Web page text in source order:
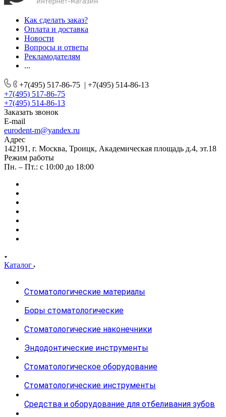
Как сделать заказ?
Оплата и доставка
Новости
Вопросы и ответы
Рекламодателям
...
+7(495) 517-86-75 | +7(495) 514-86-13
+7(495) 517-86-75
+7(495) 514-86-13
Заказать звонок
E-mail
eurodent-m@yandex.ru
Адрес
142191, г. Москва, Троицк, Академическая площадь д.4, эт.18
Режим работы
Пн. – Пт.: с 10:00 до 18:00
Каталог
Стоматологические материалы
Боры стоматологические
Стоматологические наконечники
Эндодонтические инструменты
Стоматологическое оборудование
Стоматологические инструменты
Средства и оборудование для отбеливания зубов